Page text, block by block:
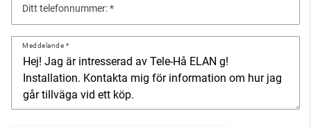
Ditt telefonnummer:
Meddelande